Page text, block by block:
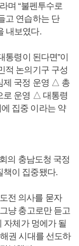
며 “불펜투수로
고 연습하는 단
내보였다.
통령이 된다면”이
적 논의기구 구성
제 국정 운영 △ 총
로 운영 △ 대통령
집중 이라는 약
의 충남도청 국정
책이 집중됐다.
전 의사를 묻자
냥 충고로만 듣고
자체가 멍에가 될
권 시대를 선도하